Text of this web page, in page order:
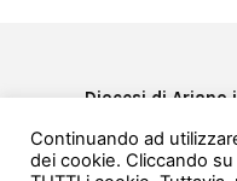
Diocesi di Ariano
Continuando ad
dei cookie. Cliccando